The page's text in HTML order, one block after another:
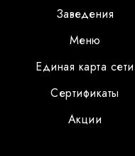
Заведения
Меню
Единая карта сети
Сертификаты
Акции